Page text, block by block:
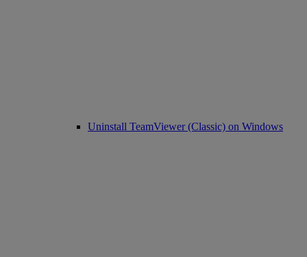
Uninstall TeamViewer (Classic) on Windows